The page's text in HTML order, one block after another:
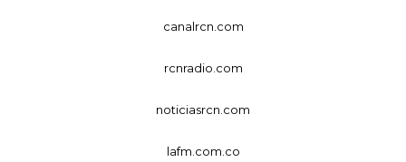
canalrcn.com
rcnradio.com
noticiasrcn.com
lafm.com.co